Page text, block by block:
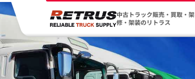
中古トラック販売・買取・架
修・架装のリトラス